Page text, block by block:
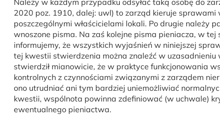
2020 poz. 1910, dalej: uwl) to zarząd kieruje
poszczególnymi właścicielami lokali. Po drugie należy
wnoszone pisma. Na zaś kolejne pisma pieniacza, w
informujemy, że wszystkich wyjaśnień w niniejszej
tej kwestii stwierdzenia można znaleźć w
stwierdził mianowicie, że w praktyce funkcjonowania
kontrolnych z czynnościami związanymi z zarządem
ono utrudniać ani tym bardziej uniemożliwiać
kwestii, wspólnota powinna zdefiniować (w uchwale)
ewentualnego pieniactwa.